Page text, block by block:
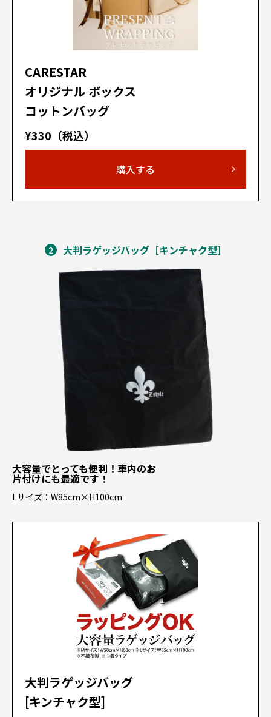
CARESTAR
オリジナル ボックス
コットンバッグ
¥330（税込）
購入する
2 大判ラゲッジバッグ［キンチャク型］
大容量でとっても便利！車内のお
片付けにも最適です！
Lサイズ：W85cm×H100cm
大判ラゲッジバッグ
[キンチャク型]